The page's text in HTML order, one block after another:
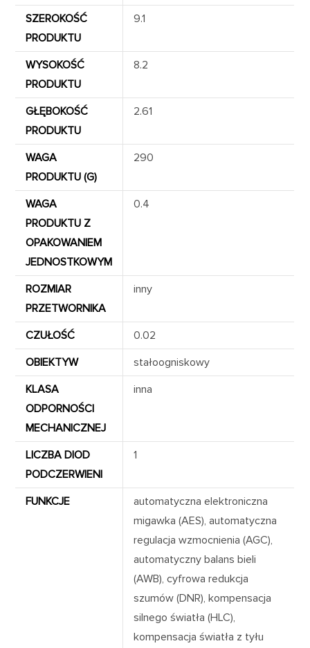
SZEROKOŚĆ
PRODUKTU
9.1
WYSOKOŚĆ
PRODUKTU
8.2
GŁĘBOKOŚĆ
PRODUKTU
2.61
WAGA
PRODUKTU (G)
290
WAGA
PRODUKTU Z
OPAKOWANIEM
JEDNOSTKOWYM
0.4
ROZMIAR
PRZETWORNIKA
inny
CZUŁOŚĆ
0.02
OBIEKTYW
stałoogniskowy
KLASA
ODPORNOŚCI
MECHANICZNEJ
inna
LICZBA DIOD
PODCZERWIENI
1
FUNKCJE
automatyczna elektroniczna
migawka (AES), automatyczna
regulacja wzmocnienia (AGC),
automatyczny balans bieli
(AWB), cyfrowa redukcja
szumów (DNR), kompensacja
silnego światła (HLC),
kompensacja światła z tyłu